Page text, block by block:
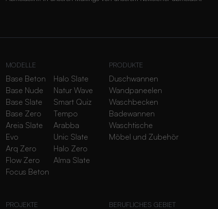
MODELLE
Base Beton
Base Nude
Base Slate
Base Zero
Areia Slate
Evo
Arq Zero
Flow Zero
Focus Beton
Halo Slate
Natur Wave
Smart Quiz
Tempo
Arabba
Unic Slate
Halo Zero
Alma Slate
PRODUKTE
Duschwannen
Wandpaneelen
Waschbecken
Badewannen
Waschtische
Möbel und Zubehör
PROJEKTE BERUFLICHES GEBIET